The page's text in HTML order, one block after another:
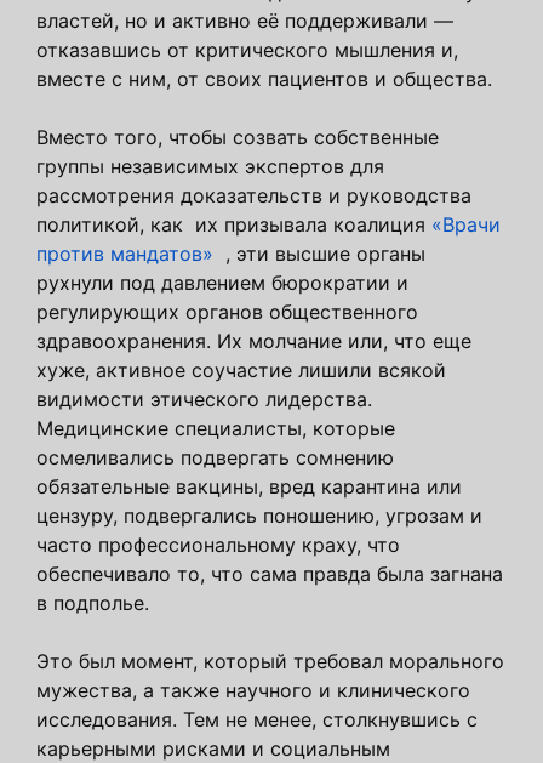
властей, но и активно её поддерживали —
отказавшись от критического мышления и,
вместе с ним, от своих пациентов и общества.
Вместо того, чтобы созвать собственные
группы независимых экспертов для
рассмотрения доказательств и руководства
политикой, как их призывала коалиция «Врачи
против мандатов» , эти высшие органы
рухнули под давлением бюрократии и
регулирующих органов общественного
здравоохранения. Их молчание или, что еще
хуже, активное соучастие лишили всякой
видимости этического лидерства.
Медицинские специалисты, которые
осмеливались подвергать сомнению
обязательные вакцины, вред карантина или
цензуру, подвергались поношению, угрозам и
часто профессиональному краху, что
обеспечивало то, что сама правда была загнана
в подполье.
Это был момент, который требовал морального
мужества, а также научного и клинического
исследования. Тем не менее, столкнувшись с
карьерными рисками и социальным